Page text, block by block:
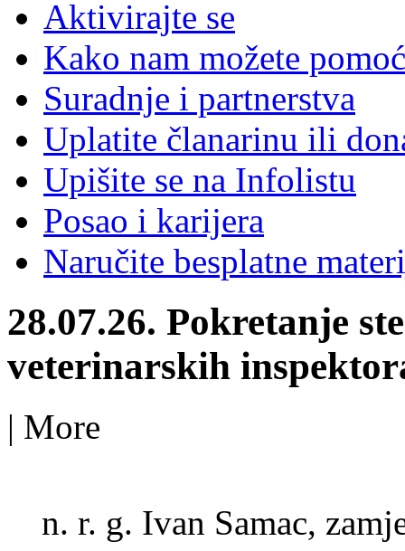
Aktivirajte se
Kako nam možete
Suradnje i partnerstva
Uplatite članarinu ili
Upišite se na Infolistu
Posao i karijera
Naručite besplatne
28.07.26. Pokretanje
veterinarskih
| More
n. r. g. Ivan Samac,